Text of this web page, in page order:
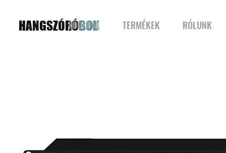
HANGSZÓRÓBOLT
FŐOLDAL TERMÉKEK RÓLUNK